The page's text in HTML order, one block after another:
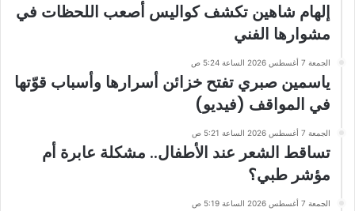
إلهام شاهين تكشف كواليس أصعب اللحظات في
مشوارها الفني
الجمعة 7 أغسطس 2026 الساعة 5:24 ص
ياسمين صبري تفتح خزائن أسرارها وأسباب قوّتها
في المواقف (فيديو)
الجمعة 7 أغسطس 2026 الساعة 5:21 ص
تساقط الشعر عند الأطفال.. مشكلة عابرة أم
مؤشر طبي؟
الجمعة 7 أغسطس 2026 الساعة 5:19 ص